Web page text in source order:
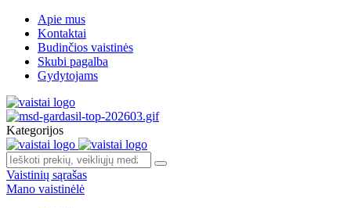
Apie mus
Kontaktai
Budinčios vaistinės
Skubi pagalba
Gydytojams
Kategorijos
Vaistinių sąrašas
Mano vaistinėlė